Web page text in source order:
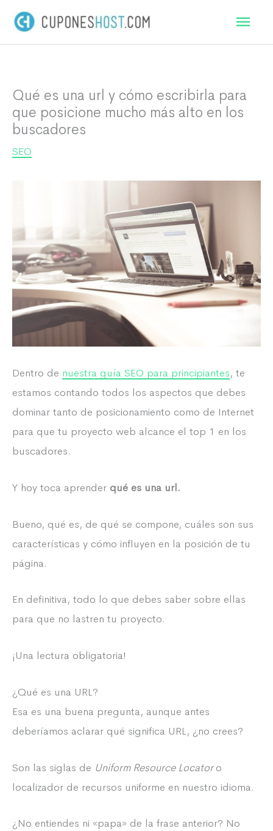
contenido
Qué es una url y cómo escribirla para
que posicione mucho más alto en los
buscadores
SEO
Dentro de nuestra guía SEO para principiantes, te
estamos contando todos los aspectos que debes
dominar tanto de posicionamiento como de Internet
para que tu proyecto web alcance el top 1 en los
buscadores.
Y hoy toca aprender qué es una url.
Bueno, qué es, de qué se compone, cuáles son sus
características y cómo influyen en la posición de tu
página.
En definitiva, todo lo que debes saber sobre ellas
para que no lastren tu proyecto.
¡Una lectura obligatoria!
¿Qué es una URL?
Esa es una buena pregunta, aunque antes
deberíamos aclarar qué significa URL, ¿no crees?
Son las siglas de Uniform Resource Locatoro
localizador de recursos uniforme en nuestro idioma.
¿No entiendes ni «papa» de la frase anterior? No